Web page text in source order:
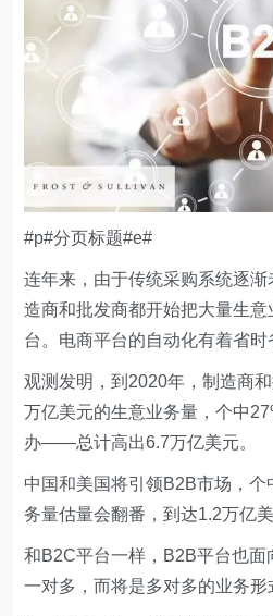
#p#分页标题#e#
连年来，由于传统采购系统逐渐
造商和批发商都开始把大量生
台。电商平台的自动化有着省时
观测发明，到2020年，制造商
万亿美元的生意业务量，个中
办——总计高出6.7万亿美元。
中国和美国将引领B2B市场，
务量估量会翻番，到达1.2万亿美
和B2C平台一样，B2B平台也面
一对多，而将是多对多的业务形